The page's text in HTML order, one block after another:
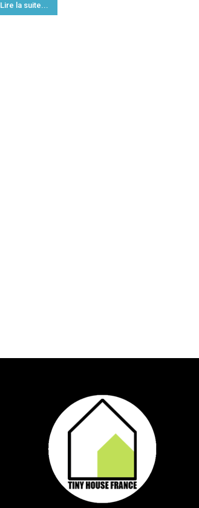
Lire la suite...